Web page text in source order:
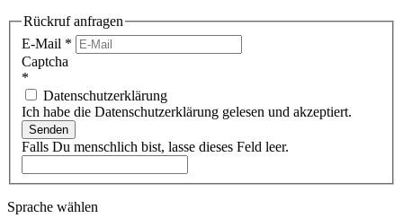
Rückruf anfragen
E-Mail *
Captcha
*
Datenschutzerklärung
Ich habe die Datenschutzerklärung gelesen und akzeptiert.
Senden
Falls Du menschlich bist, lasse dieses Feld leer.
Sprache wählen